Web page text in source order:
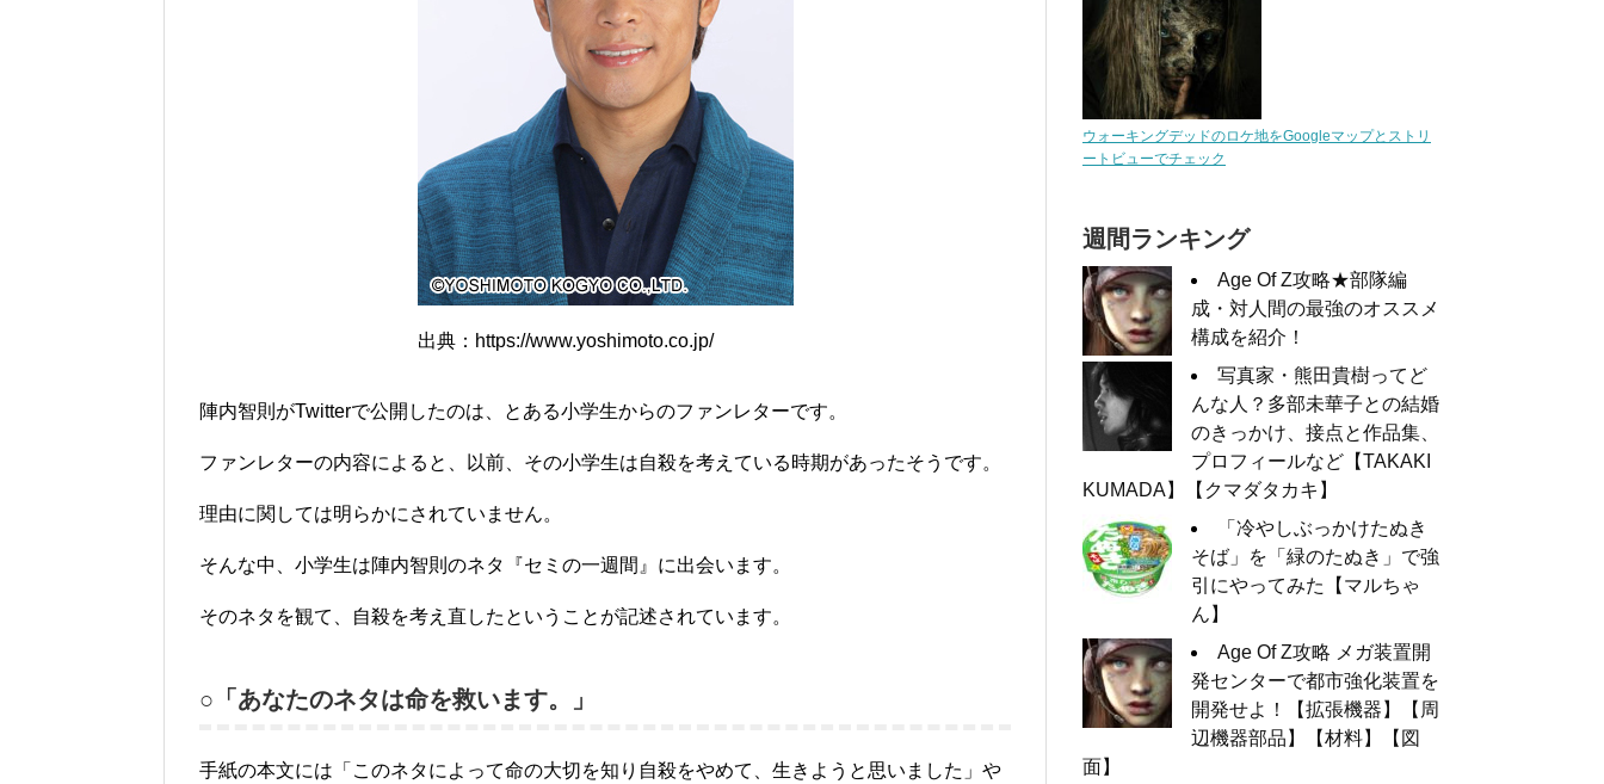
出典：https://www.yoshimoto.co.jp/
陣内智則がTwitterで公開したのは、とある小学生からのファンレターです。
ファンレターの内容によると、以前、その小学生は自殺を考えている時期があったそうです。
理由に関しては明らかにされていません。
そんな中、小学生は陣内智則のネタ『セミの一週間』に出会います。
そのネタを観て、自殺を考え直したということが記述されています。
○「あなたのネタは命を救います。」
手紙の本文には「このネタによって命の大切を知り自殺をやめて、生きようと思いました」や
ウォーキングデッドのロケ地をGoogleマップとストリ
ートビューでチェック
週間ランキング
Age Of Z攻略★部隊編
成・対人間の最強のオススメ
構成を紹介！
写真家・熊田貴樹ってど
んな人？多部未華子との結婚
のきっかけ、接点と作品集、
プロフィールなど【TAKAKI
KUMADA】【クマダタカキ】
「冷やしぶっかけたぬき
そば」を「緑のたぬき」で強
引にやってみた【マルちゃ
ん】
Age Of Z攻略 メガ装置開
発センターで都市強化装置を
開発せよ！【拡張機器】【周
辺機器部品】【材料】【図
面】